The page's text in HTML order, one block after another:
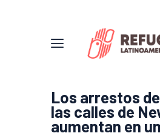
Los arrestos
las calles de
aumentan en